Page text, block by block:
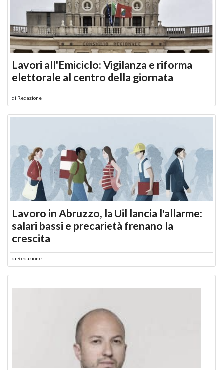
Lavori all'Emiciclo: Vigilanza e riforma
elettorale al centro della giornata
di Redazione
Lavoro in Abruzzo, la Uil lancia l'allarme:
salari bassi e precarietà frenano la
crescita
di Redazione